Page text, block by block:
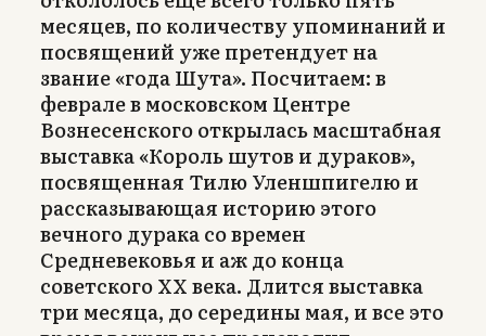
месяцев, по количеству упоминаний и
посвящений уже претендует на
звание «года Шута». Посчитаем: в
феврале в московском Центре
Вознесенского открылась масштабная
выставка «Король шутов и дураков»,
посвященная Тилю Уленшпигелю и
рассказывающая историю этого
вечного дурака со времен
Средневековья и аж до конца
советского ХХ века. Длится выставка
три месяца, до середины мая, и все это